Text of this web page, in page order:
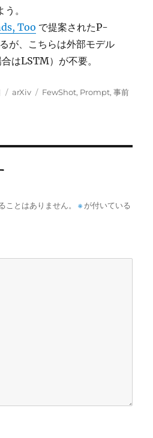
。
Too で提案されたP-
が、こちらは外部モデル
はLSTM）が不要。
カ
arXiv
タ
FewShot, Prompt,事前
ことはありません。 ※ が付いている